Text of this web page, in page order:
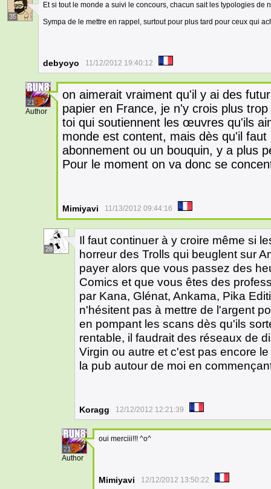
35
Et si tout le monde a suivi le concours, chacun sait les typologies de
Sympa de le mettre en rappel, surtout pour plus tard pour ceux qui
debyoyo 11/12/2012 19:40:12
21
Author
on aimerait vraiment qu'il y ai des
papier en France, je n'y crois plus
toi qui soutiennent les œuvres qu'ils
monde est content, mais dès qu'il
abonnement ou un bouquin, y a plus
Pour le moment on va donc se
Mimiyavi 11/13/2012 09:44:16
28
Il faut continuer à y croire même si
horreur des Trolls qui beuglent sur
payer alors que vous passez des
Comics et que vous êtes des
par Kana, Glénat, Ankama, Pika
n'hésitent pas à mettre de l'argent
en pompant les scans dès qu'ils
rentable, il faudrait des réseaux de
Virgin ou autre et c'est pas encore
la pub autour de moi en
Koragg 12/12/2012 12:21:39
21
Author
oui merciii!!! ^o^
Mimiyavi 12/12/2012 13:50:22